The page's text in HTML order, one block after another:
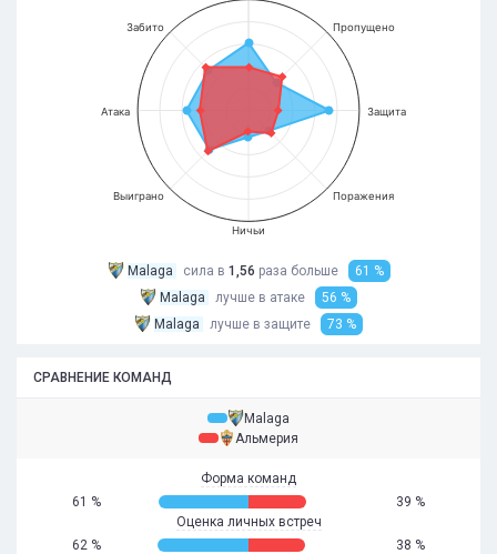
Пропущено
Защита
Поражения
Ничьи
Выиграно
Атака
Забито
Malaga сила в 1,56 раза больше
61 %
Malaga
лучше в атаке
56 %
Malaga
лучше в защите 73 %
СРАВНЕНИЕ КОМАНД
Malaga
Альмерия
Форма команд
61 %
39 %
Оценка личных встреч
62 %
38 %